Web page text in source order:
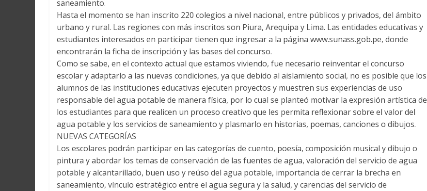
saneamiento.
Hasta el momento se han inscrito 220 colegios a nivel nacional, entre públicos y privados, del ámbito
urbano y rural. Las regiones con más inscritos son Piura, Arequipa y Lima. Las entidades educativas y
estudiantes interesados en participar tienen que ingresar a la página www.sunass.gob.pe, donde
encontrarán la ficha de inscripción y las bases del concurso.
Como se sabe, en el contexto actual que estamos viviendo, fue necesario reinventar el concurso
escolar y adaptarlo a las nuevas condiciones, ya que debido al aislamiento social, no es posible que los
alumnos de las instituciones educativas ejecuten proyectos y muestren sus experiencias de uso
responsable del agua potable de manera física, por lo cual se planteó motivar la expresión artística de
los estudiantes para que realicen un proceso creativo que les permita reflexionar sobre el valor del
agua potable y los servicios de saneamiento y plasmarlo en historias, poemas, canciones o dibujos.
NUEVAS CATEGORÍAS
Los escolares podrán participar en las categorías de cuento, poesía, composición musical y dibujo o
pintura y abordar los temas de conservación de las fuentes de agua, valoración del servicio de agua
potable y alcantarillado, buen uso y reúso del agua potable, importancia de cerrar la brecha en
saneamiento, vínculo estratégico entre el agua segura y la salud, y carencias del servicio de